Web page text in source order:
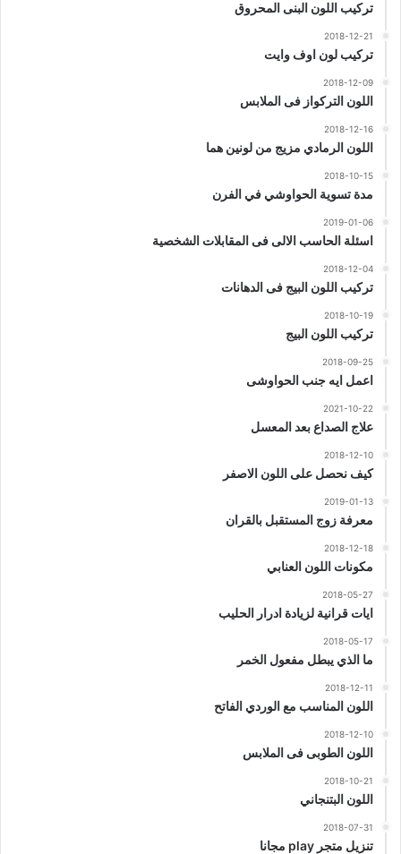
تركيب اللون البنى المحروق
2018-12-21
تركيب لون اوف وايت
2018-12-09
اللون التركواز فى الملابس
2018-12-16
اللون الرمادي مزيج من لونين هما
2018-10-15
مدة تسوية الحواوشي في الفرن
2019-01-06
اسئلة الحاسب الالى فى المقابلات الشخصية
2018-12-04
تركيب اللون البيج فى الدهانات
2018-10-19
تركيب اللون البيج
2018-09-25
اعمل ايه جنب الحواوشى
2021-10-22
علاج الصداع بعد المعسل
2018-12-10
كيف نحصل على اللون الاصفر
2019-01-13
معرفة زوج المستقبل بالقران
2018-12-18
مكونات اللون العنابي
2018-05-27
ايات قرانية لزيادة ادرار الحليب
2018-05-17
ما الذي يبطل مفعول الخمر
2018-12-11
اللون المناسب مع الوردي الفاتح
2018-12-10
اللون الطوبى فى الملابس
2018-10-21
اللون البتنجاني
2018-07-31
تنزيل متجر play مجانا